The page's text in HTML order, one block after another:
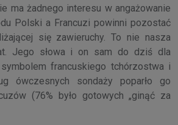
ma żadnego interesu w angażowanie
Polski a Francuzi powinni pozostać
się zawieruchy. To nie nasza
Jego słowa i on sam do dziś dla
francuskiego tchórzostwa i
ówczesnych sondaży poparło go
(76% było gotowych „ginąć za